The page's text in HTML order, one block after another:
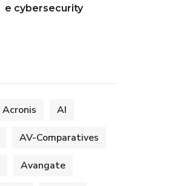
e cybersecurity
Acronis AI
AV-Comparatives
Avangate